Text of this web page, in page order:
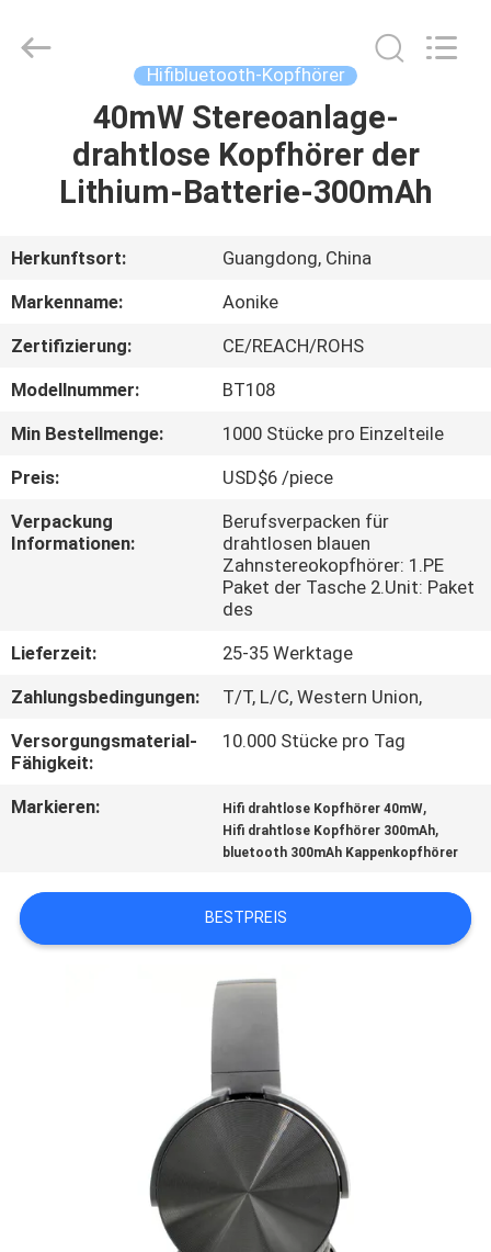
PRODUKTE
ÜBER
UNS
FABRIK-
AUSFLUG
QUALITÄTSKONTROLLE
TRETEN
UNS
IN
VERBINDUNG
FORDERN
ZITAT
Co,ltd.
Hifibluetooth-Kopfhörer
40mW Stereoanlage-
drahtlose Kopfhörer der
Lithium-Batterie-300mAh
Herkunftsort:
Guangdong, China
Markenname:
Aonike
Zertifizierung:
CE/REACH/ROHS
Modellnummer:
BT108
Min Bestellmenge:
1000 Stücke pro Einzelteile
Preis:
USD$6 /piece
Verpackung
Informationen:
Berufsverpacken für
drahtlosen blauen
Zahnstereokopfhörer: 1.PE
Paket der Tasche 2.Unit: Paket
des
Lieferzeit:
25-35 Werktage
Zahlungsbedingungen:
T/T, L/C, Western Union,
Versorgungsmaterial-
Fähigkeit:
10.000 Stücke pro Tag
Markieren: Hifi drahtlose Kopfhörer 40mW,
Hifi drahtlose Kopfhörer 300mAh,
bluetooth 300mAh Kappenkopfhörer
BESTPREIS